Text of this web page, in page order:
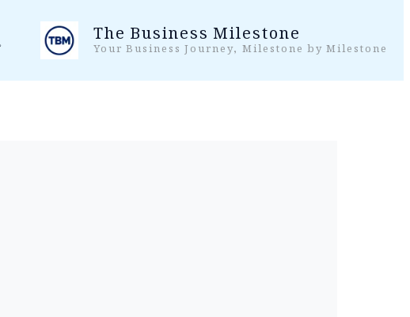
جائیں۔
The Business Milestone
Your Business Journey, Milestone by Milestone